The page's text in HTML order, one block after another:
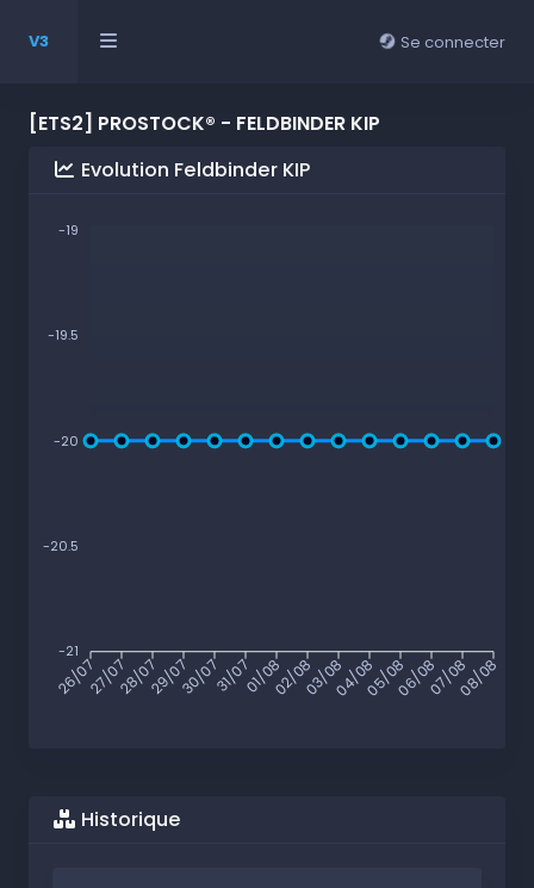
V3 Se connecter
[ETS2] PROSTOCK® - FELDBINDER KIP
Evolution Feldbinder KIP
-19
-19.5
-20
-20.5
-21
26/0727/0728/0729/0730/0731/0701/0802/0803/0804/0805/0806/0807/0808/08
Historique